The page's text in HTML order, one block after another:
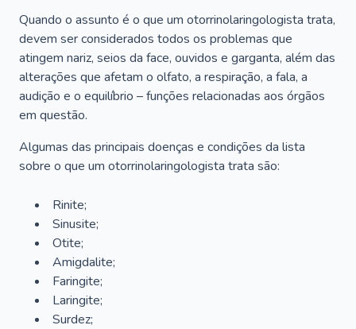
Quando o assunto é o que um otorrinolaringologista trata,
devem ser considerados todos os problemas que
atingem nariz, seios da face, ouvidos e garganta, além das
alterações que afetam o olfato, a respiração, a fala, a
audição e o equilíbrio – funções relacionadas aos órgãos
em questão.
Algumas das principais doenças e condições da lista
sobre o que um otorrinolaringologista trata são:
Rinite;
Sinusite;
Otite;
Amigdalite;
Faringite;
Laringite;
Surdez;